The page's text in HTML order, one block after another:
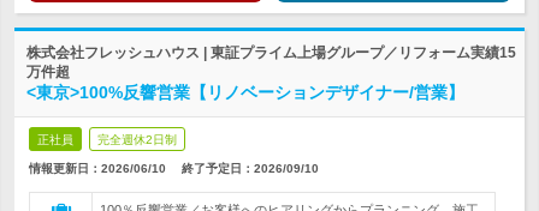
株式会社フレッシュハウス | 東証プライム上場グループ／リフォーム実績15
万件超
<東京>100%反響営業【リノベーションデザイナー/営業】
正社員 完全週休2日制
情報更新日：2026/06/10 終了予定日： 2026/09/10